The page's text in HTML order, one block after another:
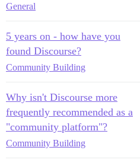
General
5 years on - how have you
found Discourse?
Community Building
Why isn't Discourse more
frequently recommended as a
"community platform"?
Community Building